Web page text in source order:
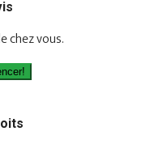
chez vous.